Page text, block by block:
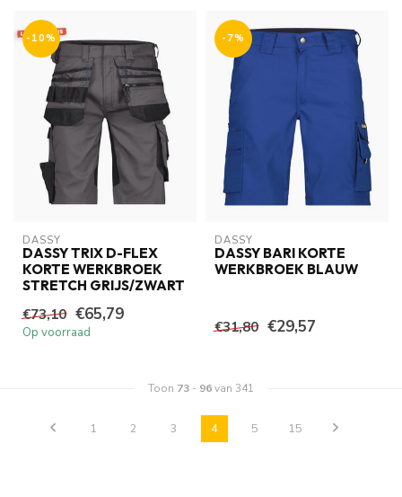
-10%
DASSY
DASSY TRIX D-FLEX
KORTE WERKBROEK
STRETCH GRIJS/ZWART
€73,10 €65,79
Op voorraad
-7%
DASSY
DASSY BARI KORTE
WERKBROEK BLAUW
€31,80 €29,57
Toon 73 - 96van 341
1 2 3 4 5 15